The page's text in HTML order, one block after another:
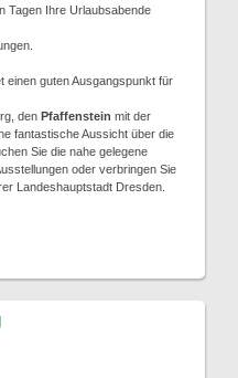
Tagen Ihre Urlaubsabende
einen guten Ausgangspunkt für
den Pfaffenstein mit der
fantastische Aussicht über die
Sie die nahe gelegene
oder verbringen Sie
Landeshauptstadt Dresden.